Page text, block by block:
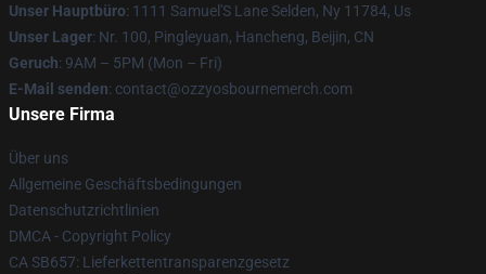
Unser Hauptbüro: 1111 Samuel'S Lane Selden, Ny 11784, Us
Unser Lager: Nr. 100, Pingleyuan, Hancheng, Beijin, CN
Geruch: 9AM – 5PM (Mon – Fri)
E-Mail senden: contact@ozzyosbournemerch.com
Unsere Firma
Über uns
Allgemeine Geschäftsbedingungen
Datenschutzrichtlinien
DMCA - Copyright Policy
CA SB657: Lieferkettentransparenzgesetz